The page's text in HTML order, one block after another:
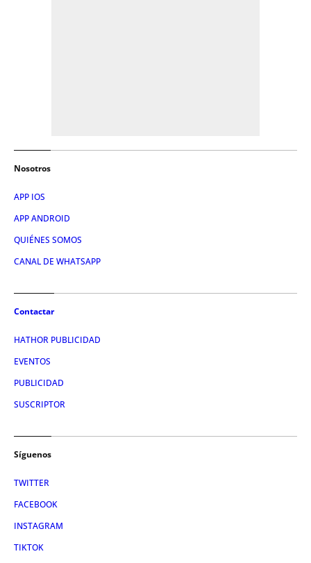
Nosotros
APP IOS
APP ANDROID
QUIÉNES SOMOS
CANAL DE WHATSAPP
Contactar
HATHOR PUBLICIDAD
EVENTOS
PUBLICIDAD
SUSCRIPTOR
Síguenos
TWITTER
FACEBOOK
INSTAGRAM
TIKTOK